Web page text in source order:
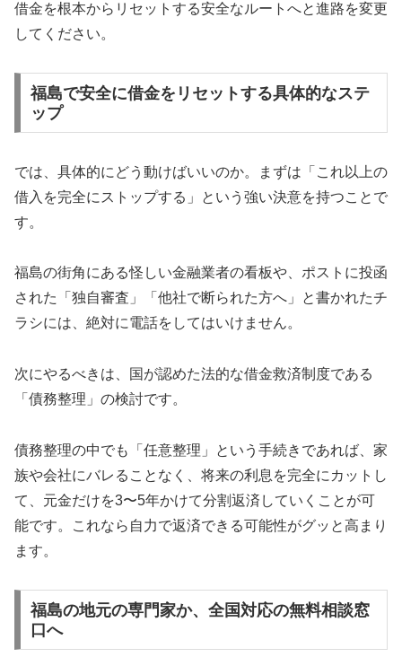
借金を根本からリセットする安全なルートへと進路を変更
してください。
福島で安全に借金をリセットする具体的なステ
ップ
では、具体的にどう動けばいいのか。まずは「これ以上の
借入を完全にストップする」という強い決意を持つことで
す。
福島の街角にある怪しい金融業者の看板や、ポストに投函
された「独自審査」「他社で断られた方へ」と書かれたチ
ラシには、絶対に電話をしてはいけません。
次にやるべきは、国が認めた法的な借金救済制度である
「債務整理」の検討です。
債務整理の中でも「任意整理」という手続きであれば、家
族や会社にバレることなく、将来の利息を完全にカットし
て、元金だけを3〜5年かけて分割返済していくことが可
能です。これなら自力で返済できる可能性がグッと高まり
ます。
福島の地元の専門家か、全国対応の無料相談窓
口へ